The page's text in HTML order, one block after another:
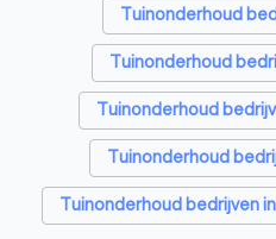
Tuinonderhoud
Tuinonderhoud
Tuinonderhoud
Tuinonderhoud
Tuinonderhoud bedrijven